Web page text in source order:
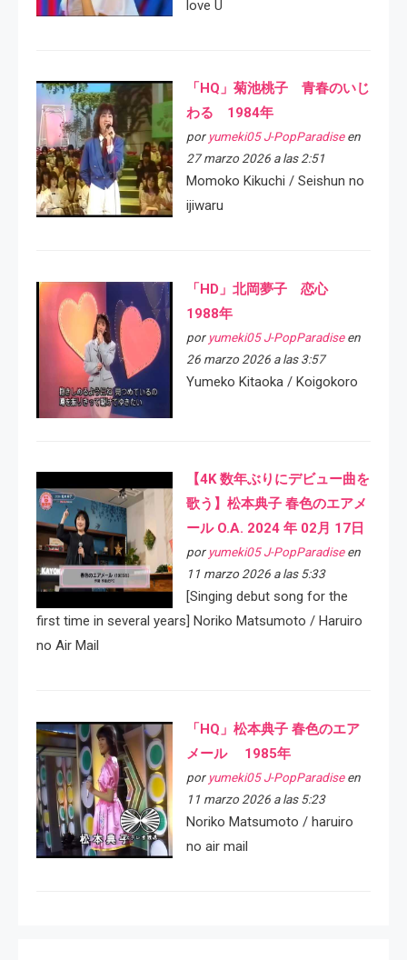
love U
「HQ」菊池桃子 青春のいじ
わる 1984年
por yumeki05 J-PopParadiseen
27 marzo 2026 a las 2:51
Momoko Kikuchi / Seishun no
ijiwaru
「HD」北岡夢子 恋心
1988年
por yumeki05 J-PopParadiseen
26 marzo 2026 a las 3:57
Yumeko Kitaoka / Koigokoro
【4K 数年ぶりにデビュー曲を
歌う】松本典子 春色のエアメ
ール O.A. 2024 年 02月 17日
por yumeki05 J-PopParadiseen
11 marzo 2026 a las 5:33
[Singing debut song for the
first time in several years] Noriko Matsumoto / Haruiro
no Air Mail
「HQ」松本典子 春色のエア
メール 1985年
por yumeki05 J-PopParadiseen
11 marzo 2026 a las 5:23
Noriko Matsumoto / haruiro
no air mail